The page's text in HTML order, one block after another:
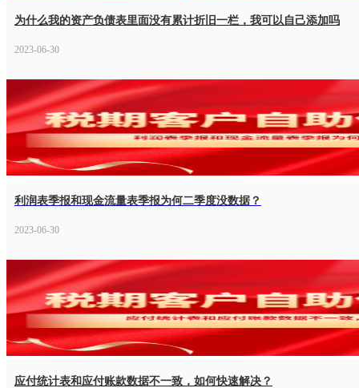
为什么我的资产负债表里面没有累计折旧一栏，我可以自己添加吗
2023-06-30
利润表季报和现金流量表季报为何二季度没数据？
2023-06-30
应付统计表和应付账款数据不一致，如何快速解决？